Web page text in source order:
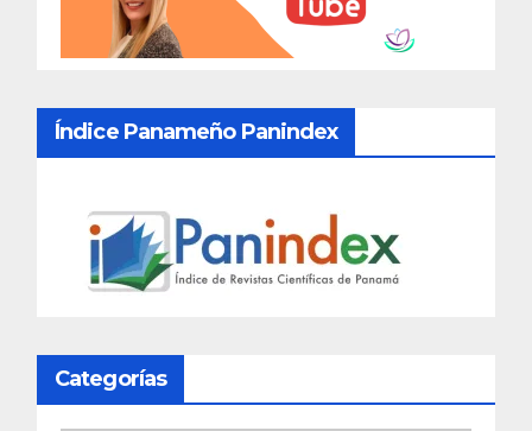
Índice Panameño Panindex
Categorías